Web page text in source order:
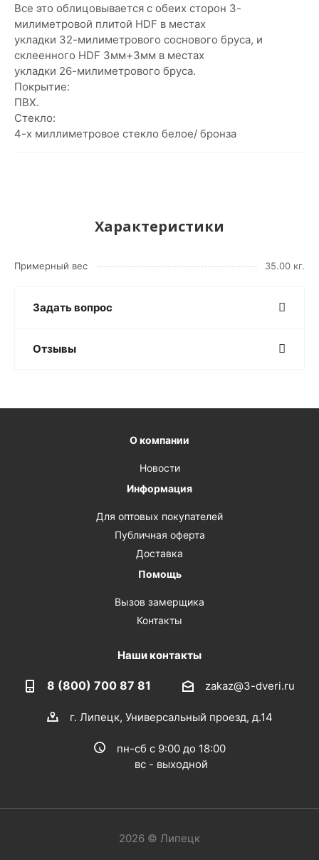
Все это облицовывается с обеих сторон 3-
милиметровой плитой HDF в местах
укладки 32-милиметрового соснового бруса, и
склеенного HDF 3мм+3мм в местах
укладки 26-милиметрового бруса.
Покрытие:
ПВХ.
Стекло:
4-х миллиметровое стекло белое/ бронза
Характеристики
Примерный вес 35.00 кг.
Задать вопрос
Отзывы
О компании
Новости
Информация
Для оптовых покупателей
Публичная оферта
Доставка
Помощь
Вызов замерщика
Контакты
Наши контакты
8 (800) 700 87 81 zakaz@3-dveri.ru
г. Липецк, Универсальный проезд, д.14
пн-сб с 9:00 до 18:00
вс - выходной
2026 © Липецк